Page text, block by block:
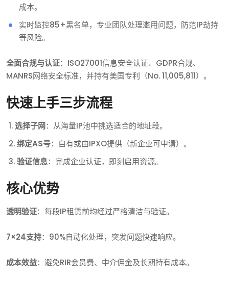
成本。
实时监控85+黑名单，专业团队处理滥用问题，防范IP劫持
等风险。
全面合规与认证：ISO27001信息安全认证、GDPR合规、
MANRS网络安全标准，并持有美国专利（No. 11,005,811）。
快速上手三步流程
选择子网：从海量IP池中挑选适合的地址段。
绑定AS号：自有或由IPXO提供（新企业可申请）。
验证信息：完成企业认证，即刻启用资源。
核心优势
透明验证：每段IP租赁前均经过严格清洁与验证。
7×24支持：90%自动化处理，突发问题快速响应。
成本效益：避免RIR会员费、中介佣金及长期持有成本。